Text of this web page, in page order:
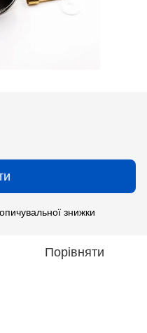
знижки
Порівняти